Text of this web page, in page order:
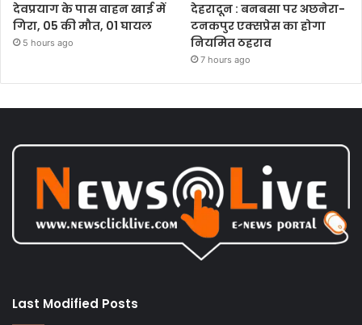
देवप्रयाग के पास वाहन खाई में
गिरा, 05 की मौत, 01 घायल
5 hours ago
देहरादून : बनबसा पर अछनेरा-
टनकपुर एक्सप्रेस का होगा
नियमित ठहराव
7 hours ago
Last Modified Posts